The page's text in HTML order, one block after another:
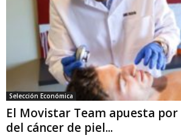
Selección Económica
El Movistar Team apuesta
del cáncer de piel...